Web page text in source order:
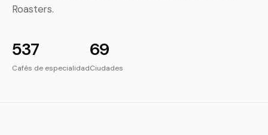
Roasters.
537
Cafés de especialidad
69
Ciudades